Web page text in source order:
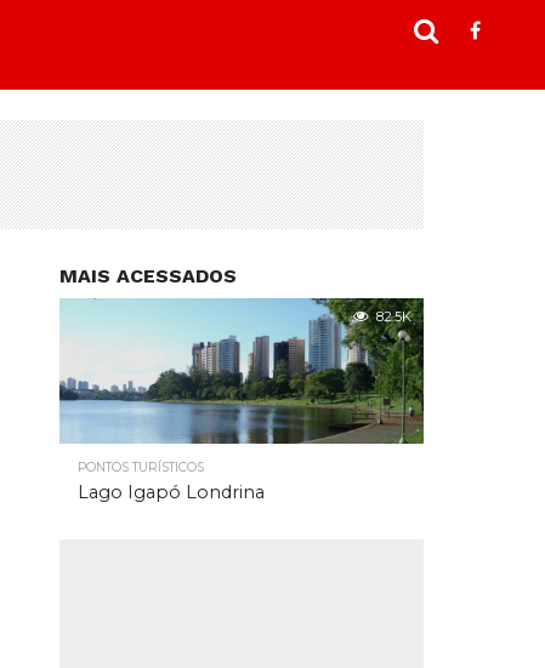
MAIS ACESSADOS
82.5K
PONTOS TURÍSTICOS
Lago Igapó Londrina